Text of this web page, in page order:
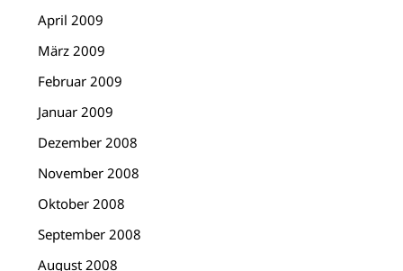
April 2009
März 2009
Februar 2009
Januar 2009
Dezember 2008
November 2008
Oktober 2008
September 2008
August 2008